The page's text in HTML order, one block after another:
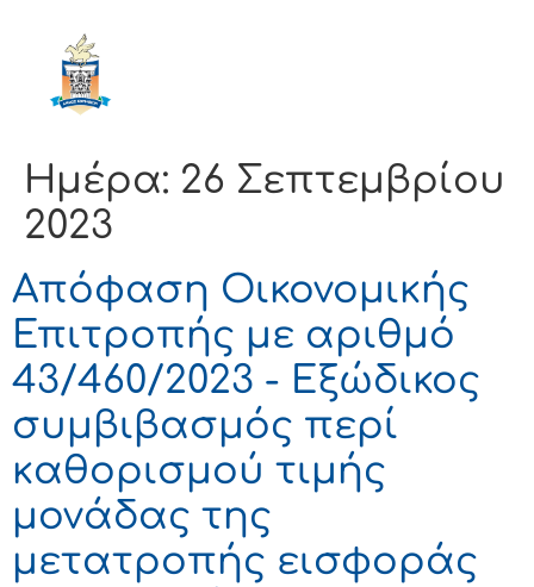
Ημέρα: 26 Σεπτεμβρίου
2023
Απόφαση Οικονομικής
Επιτροπής με αριθμό
43/460/2023 - Εξώδικος
συμβιβασμός περί
καθορισμού τιμής
μονάδας της
μετατροπής εισφοράς